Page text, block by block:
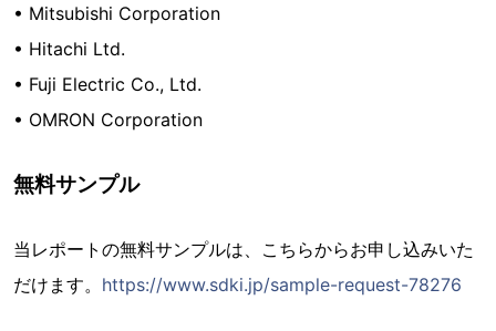
• Mitsubishi Corporation
• Hitachi Ltd.
• Fuji Electric Co., Ltd.
• OMRON Corporation
無料サンプル
当レポートの無料サンプルは、こちらからお申し込みいた
だけます。 https://www.sdki.jp/sample-request-78276